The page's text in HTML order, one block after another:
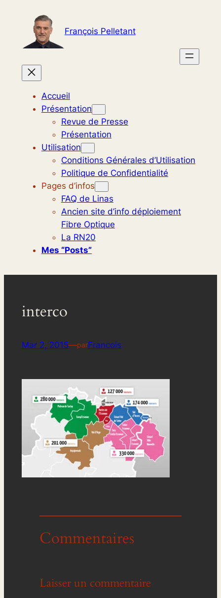
contenu
François Pelletant
Accueil
Présentation
Revue de Presse
Présentation
Utilisation
Conditions Générales d’Utilisation
Politique de Confidentialité
Pages d’infos
FAQ de Linas
Ancien site d’info déploiement
Fibre Optique
La RN20
Mes “posts”
interco
Mar 2, 2015—parFrancois
Commentaires
Laisser un commentaire